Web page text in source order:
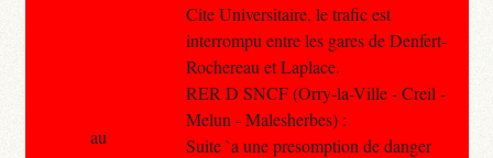
Cite Universitaire, le trafic est
interrompu entre les gares de Denfert-
Rochereau et Laplace.
RER D SNCF (Orry-la-Ville - Creil -
Melun - Malesherbes) :
Suite `a une presomption de danger
au